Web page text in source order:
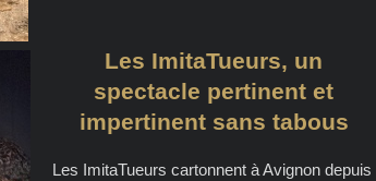
Les ImitaTueurs, un
spectacle pertinent et
impertinent sans tabous
Les ImitaTueurs cartonnent à Avignon depuis